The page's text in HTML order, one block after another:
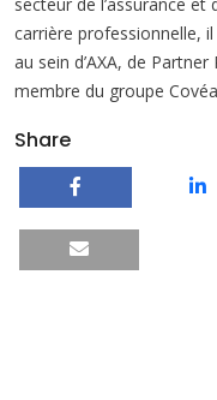
carrière professionnelle,
au sein d’AXA, de
membre du groupe
Share